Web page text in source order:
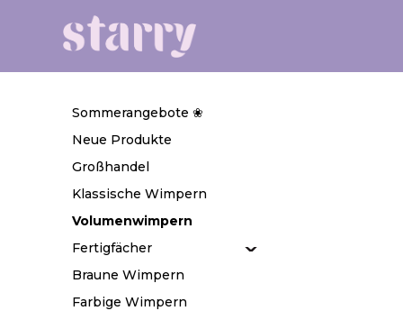
Sommerangebote ❀
Neue Produkte
Großhandel
Klassische Wimpern
Volumenwimpern
Fertigfächer
Braune Wimpern
Farbige Wimpern